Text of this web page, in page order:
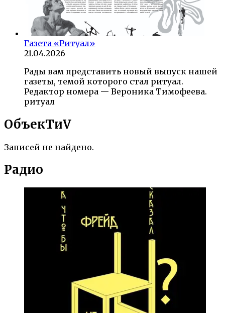
Газета «Ритуал»
21.04.2026
Рады вам представить новый выпуск нашей
газеты, темой которого стал ритуал.
Редактор номера — Вероника Тимофеева.
ритуал
ОбъекTиV
Записей не найдено.
Радио